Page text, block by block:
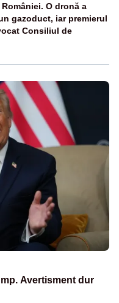
O dronă a
gazoduct, iar premierul
Consiliul de
Avertisment dur